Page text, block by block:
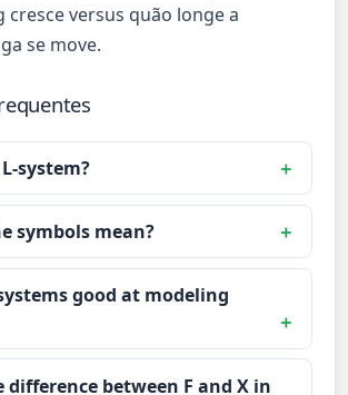
cresce versus quão longe a
se move.
system?
symbols mean?
good at modeling
difference between F and X in